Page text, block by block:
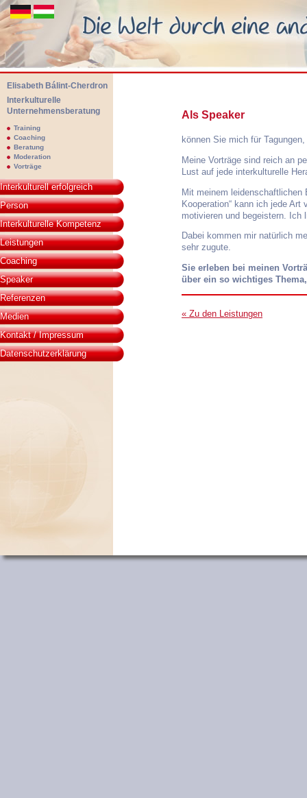
Elisabeth Bálint-Cherdon - Interkulturelle Unternehmensberatung. Die
Elisabeth Bálint-Cherdron
Interkulturelle
Unternehmensberatung
Training
Coaching
Beratung
Moderation
Vorträge
Interkulturell erfolgreich
Person
Interkulturelle Kompetenz
Leistungen
Coaching
Speaker
Referenzen
Medien
Kontakt / Impressum
Datenschutzerklärung
Als Speaker
können Sie mich für
Meine Vorträge sind reich an
Lust auf jede interkulturelle
Mit meinem leidenschaftlichen
Kooperation“ kann ich jede
motivieren und begeistern. Ich
Dabei kommen mir natürlich
sehr zugute.
Sie erleben bei meinen
über ein so wichtiges
« Zu den Leistungen